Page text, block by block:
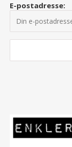
E-postadresse: